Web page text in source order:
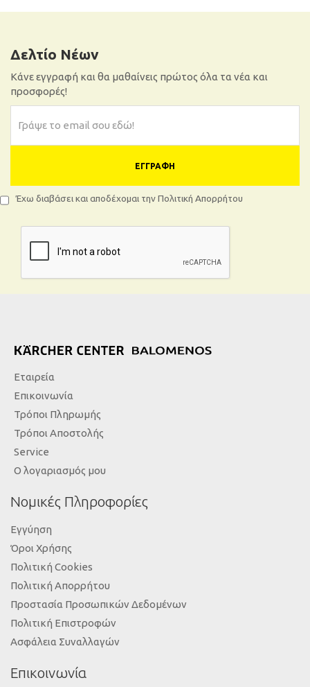
Δελτίο Νέων
Κάνε εγγραφή και θα μαθαίνεις πρώτος όλα τα νέα και
προσφορές!
ΕΓΓΡΑΦΉ
Έχω διαβάσει και αποδέχομαι την Πολιτική Απορρήτου
Εταιρεία
Επικοινωνία
Τρόποι Πληρωμής
Τρόποι Αποστολής
Service
Ο λογαριασμός μου
Νομικές Πληροφορίες
Εγγύηση
Όροι Χρήσης
Πολιτική Cookies
Πολιτική Απορρήτου
Προστασία Προσωπικών Δεδομένων
Πολιτική Επιστροφών
Ασφάλεια Συναλλαγών
Επικοινωνία